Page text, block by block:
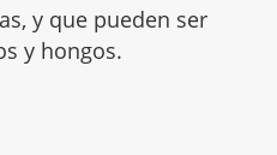
y que pueden ser
y hongos.